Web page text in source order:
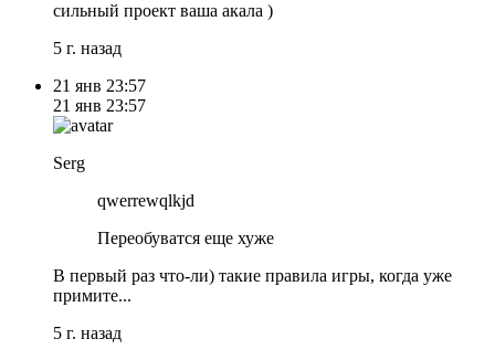
сильный проект ваша акала )
5 г. назад
21 янв 23:57
21 янв 23:57
Serg
qwerrewqlkjd
Переобуватся еще хуже
В первый раз что-ли) такие правила игры, когда уже
примите...
5 г. назад